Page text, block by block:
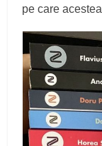
pe care